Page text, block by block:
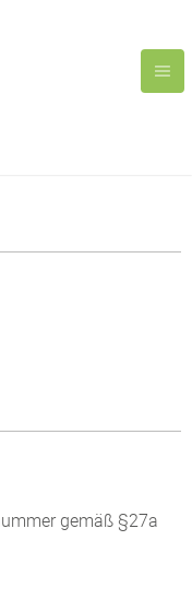
gemäß §27a